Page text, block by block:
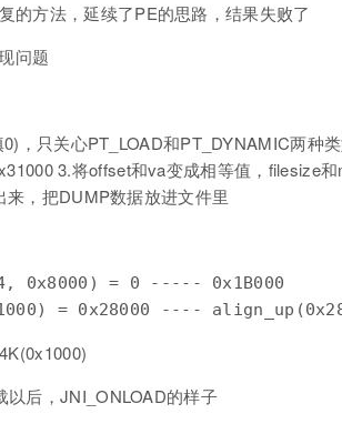
的方法，延续了PE的思路，结果失败了
问题
，只关心PT_LOAD和PT_DYNAMIC两种
3.将offset和va变成相等值，filesize
，把DUMP数据放进文件里
0x8000) = 0 ----- 0x1B000
以后，JNI_ONLOAD的样子